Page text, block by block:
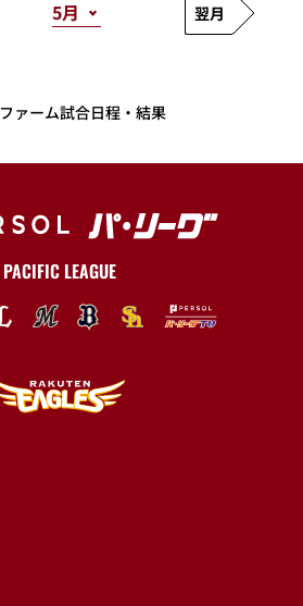
翌月
ファーム試合日程・結果
PACIFIC LEAGUE